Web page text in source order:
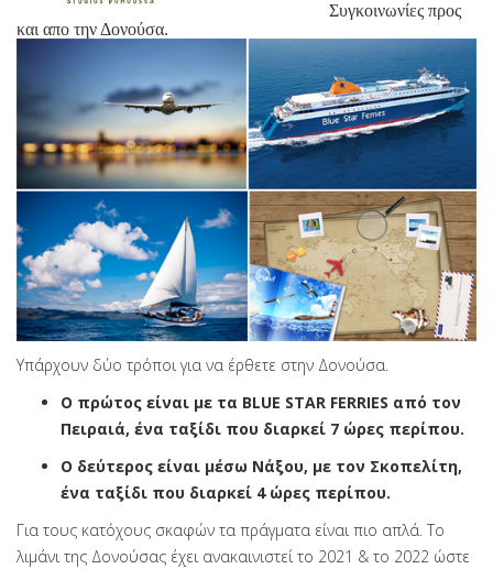
Συγκοινωνίες προς
και απο την Δονούσα.
Υπάρχουν δύο τρόποι για να έρθετε στην Δονούσα.
Ο πρώτος είναι με τα BLUE STAR FERRIES από τον
Πειραιά, ένα ταξίδι που διαρκεί 7 ώρες περίπου.
Ο δεύτερος είναι μέσω Νάξου, με τον Σκοπελίτη,
ένα ταξίδι που διαρκεί 4 ώρες περίπου.
Για τους κατόχους σκαφών τα πράγματα είναι πιο απλά. Το
λιμάνι της Δονούσας έχει ανακαινιστεί το 2021 & το 2022 ώστε